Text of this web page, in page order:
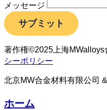
メッセージ
サブミット
著作権©2025上海MWalloys
シーポリシー
北京MW合金材料有限公司
ホーム